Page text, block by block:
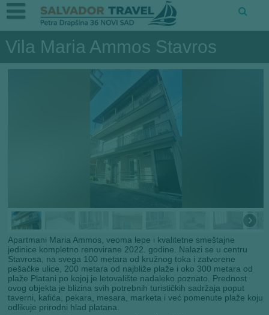
Vila Maria Ammos Stavros
Apartmani Maria Ammos, veoma lepe i kvalitetne smeštajne
jedinice kompletno renovirane 2022. godine. Nalazi se u centru
Stavrosa, na svega 100 metara od kružnog toka i zatvorene
pešačke ulice, 200 metara od najbliže plaže i oko 300 metara od
plaže Platani po kojoj je letovalište nadaleko poznato. Prednost
ovog objekta je blizina svih potrebnih turističkih sadržaja poput
taverni, kafića, pekara, mesara, marketa i već pomenute plaže koju
odlikuje prirodni hlad platana.